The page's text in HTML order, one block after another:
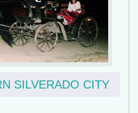
SILVERADO CITY